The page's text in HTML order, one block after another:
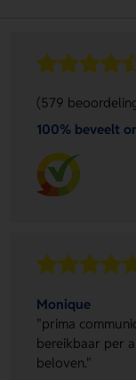
(579
100% beveelt
Monique
"prima
bereikbaar per
beloven."